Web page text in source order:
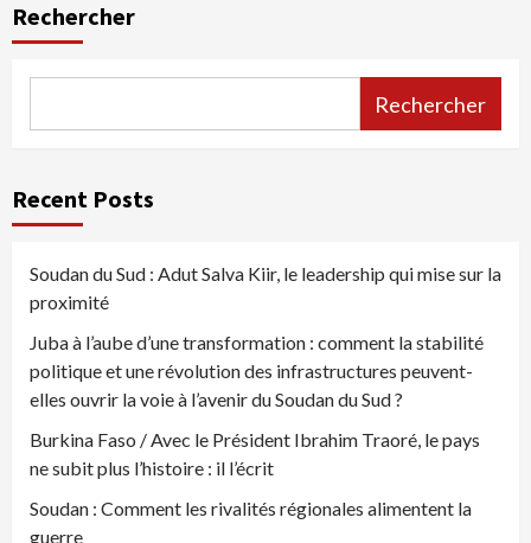
Rechercher
Rechercher
Recent Posts
Soudan du Sud : Adut Salva Kiir, le leadership qui mise sur la
proximité
Juba à l’aube d’une transformation : comment la stabilité
politique et une révolution des infrastructures peuvent-
elles ouvrir la voie à l’avenir du Soudan du Sud ?
Burkina Faso / Avec le Président Ibrahim Traoré, le pays
ne subit plus l’histoire : il l’écrit
Soudan : Comment les rivalités régionales alimentent la
guerre